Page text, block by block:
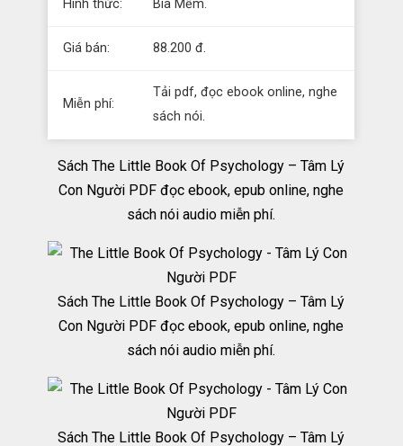
Hình thức: Bìa Mềm.
Giá bán: 88.200 đ.
Miễn phí:
Tải pdf, đọc ebook online, nghe
sách nói.
Sách The Little Book Of Psychology – Tâm Lý
Con Người PDF đọc ebook, epub online, nghe
sách nói audio miễn phí.
Sách The Little Book Of Psychology – Tâm Lý
Con Người PDF đọc ebook, epub online, nghe
sách nói audio miễn phí.
Sách The Little Book Of Psychology – Tâm Lý